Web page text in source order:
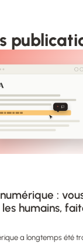
:
humains,
a longtemps été